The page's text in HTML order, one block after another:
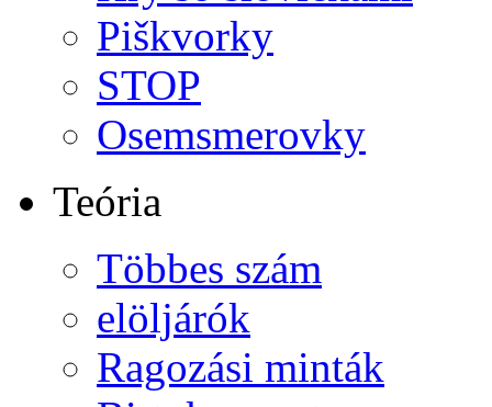
Piškvorky
STOP
Osemsmerovky
Teória
Többes szám
elöljárók
Ragozási minták